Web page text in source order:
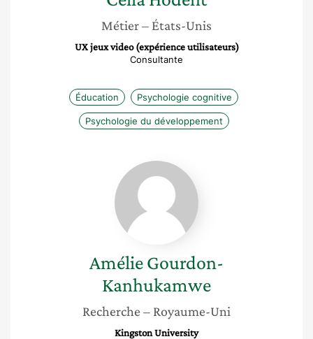
Métier– États-Unis
UX jeux video (expérience utilisateurs)
Consultante
Éducation Psychologie cognitive
Psychologie du développement
Amélie
Gourdon-
Kanhukamwe
AmélieGourdon-
Kanhukamwe
Recherche – Royaume-Uni
Kingston University